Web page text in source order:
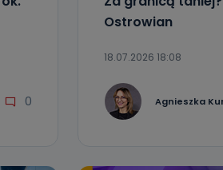
0
Ostrowian
18.07.2026 18:08
Agnieszka